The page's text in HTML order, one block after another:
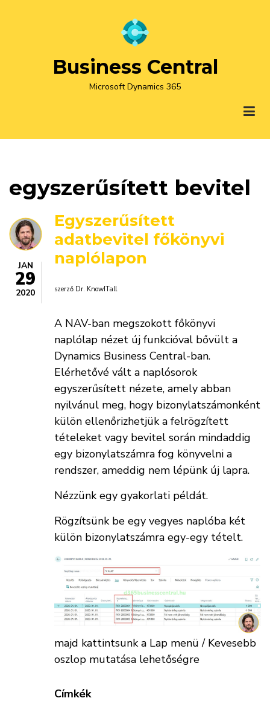
Business Central
Microsoft Dynamics 365
egyszerűsített bevitel
JAN
29
2020
Egyszerűsített
adatbevitel főkönyvi
naplólapon
szerző Dr. KnowITall
A NAV-ban megszokott főkönyvi
naplólap nézet új funkcióval bővült a
Dynamics Business Central-ban.
Elérhetővé vált a naplósorok
egyszerűsített nézete, amely abban
nyilvánul meg, hogy bizonylatszámonként
külön ellenőrizhetjük a felrögzített
tételeket vagy bevitel során mindaddig
egy bizonylatszámra fog könyvelni a
rendszer, ameddig nem lépünk új lapra.
Nézzünk egy gyakorlati példát.
Rögzítsünk be egy vegyes naplóba két
külön bizonylatszámra egy-egy tételt.
majd kattintsunk a Lap menü / Kevesebb
oszlop mutatása lehetőségre
Címkék